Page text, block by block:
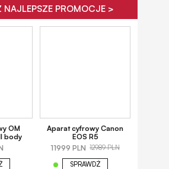
NAJLEPSZE PROMOCJE >
OM
body
Aparat cyfrowy Canon
EOS R5
11999 PLN 12989 PLN
SPRAWDŹ